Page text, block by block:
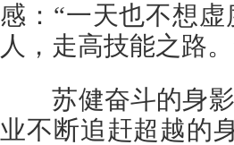
感：“一天也不想
人，走高技能之路
苏健奋斗的身影
业不断追赶超越的